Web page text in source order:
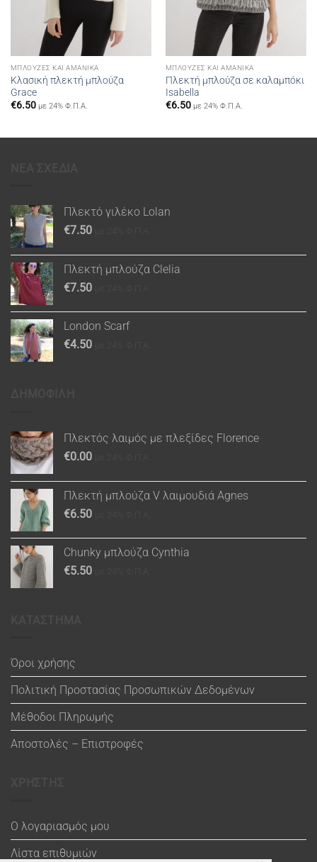
ΜΠΛΟΎΖΕΣ ΚΑΙ ΑΜΆΝΙΚΑ
Κλασική πλεκτή μπλούζα
Grace
€6.50 με 24% Φ.Π.Α.
ΜΠΛΟΎΖΕΣ ΚΑΙ ΑΜΆΝΙΚΑ
Πλεκτή μπλούζα σε καλαμπόκι
Isabella
€6.50 με 24% Φ.Π.Α.
Πλεκτό γιλέκο Lolan
€7.50
Πλεκτή μπλούζα Clelia
€7.50
London Scarf
€4.50
Πλεκτός λαιμός με πλεξίδες Florence
€0.00
Πλεκτή μπλούζα V λαιμουδιά Agnes
€6.50
Chunky μπλούζα Cynthia
€5.50
Όροι χρήσης
Πολιτική Προστασίας Προσωπικών Δεδομένων
Μέθοδοι Πληρωμής
Αποστολές – Επιστροφές
Ο λογαριασμός μου
Λίστα επιθυμιών